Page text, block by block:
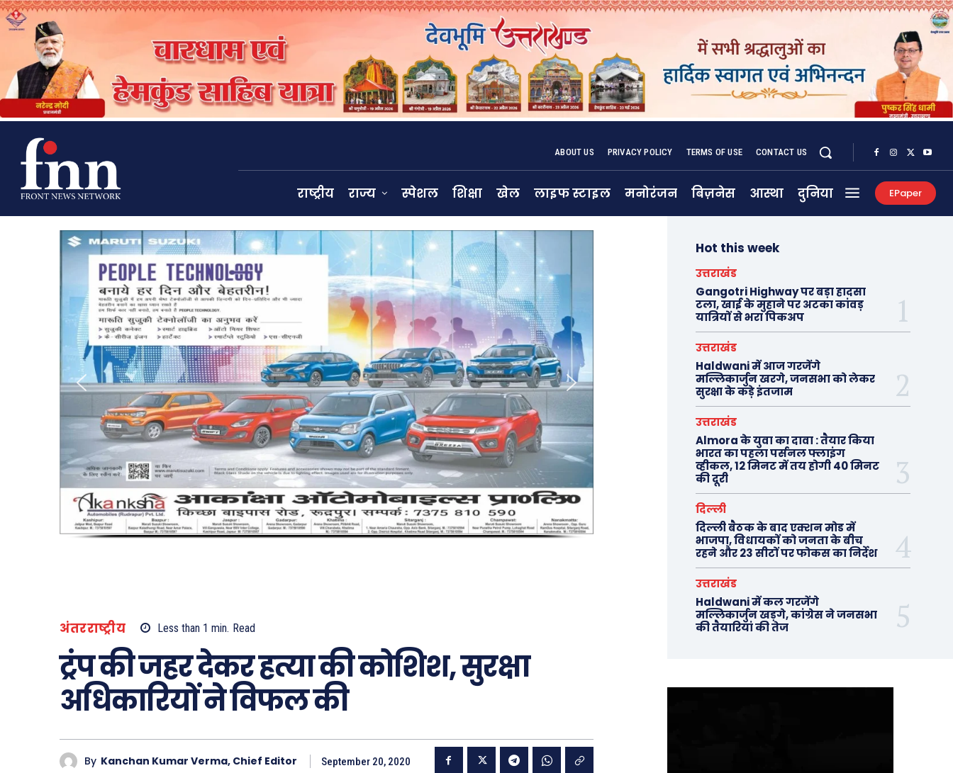
ABOUT US PRIVACY POLICY TERMS OF USE CONTACT US
राष्ट्रीय राज्य स्पेशल शिक्षा खेल लाइफ स्टाइल मनोरंजन बिज़नेस आस्था दुनिया EPaper
अंतरराष्ट्रीय Less than 1 min. Read
ट्रंप की जहर देकर हत्या की कोशिश, सुरक्षा
अधिकारियों ने विफल की
By Kanchan Kumar Verma, Chief Editor September 20, 2020
Hot this week
उत्तराखंड
Gangotri Highway पर बड़ा हादसा
टला, खाई के मुहाने पर अटका कांवड़
यात्रियों से भरा पिकअप
उत्तराखंड
Haldwani में आज गरजेंगे
मल्लिकार्जुन खरगे, जनसभा को लेकर
सुरक्षा के कड़े इंतजाम
उत्तराखंड
Almora के युवा का दावा : तैयार किया
भारत का पहला पर्सनल फ्लाइंग
व्हीकल, 12 मिनट में तय होगी 40 मिनट
की दूरी
दिल्ली
दिल्ली बैठक के बाद एक्शन मोड में
भाजपा, विधायकों को जनता के बीच
रहने और 23 सीटों पर फोकस का निर्देश
उत्तराखंड
Haldwani में कल गरजेंगे
मल्लिकार्जुन खड़गे, कांग्रेस ने जनसभा
की तैयारियां की तेज